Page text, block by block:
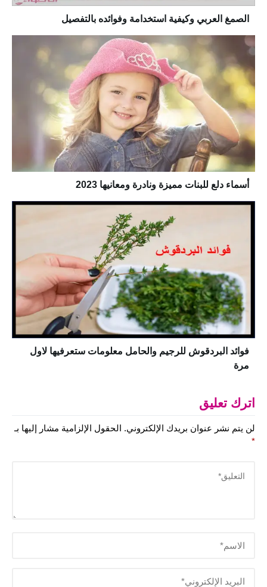
الصمغ العربي وكيفية استخدامة وفوائده بالتفصيل
أسماء دلع للبنات مميزة ونادرة ومعانيها 2023
فوائد البردقوش للرجيم والحامل معلومات ستعرفيها لاول
مرة
اترك تعليق
لن يتم نشر عنوان بريدك الإلكتروني. الحقول الإلزامية مشار إليها بـ
*